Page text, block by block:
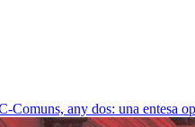
Comuns, any dos: una entesa